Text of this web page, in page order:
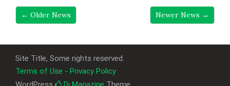
← Older News Newer News →
Site Title, Some rights reserved.
Terms of Use - Privacy Policy